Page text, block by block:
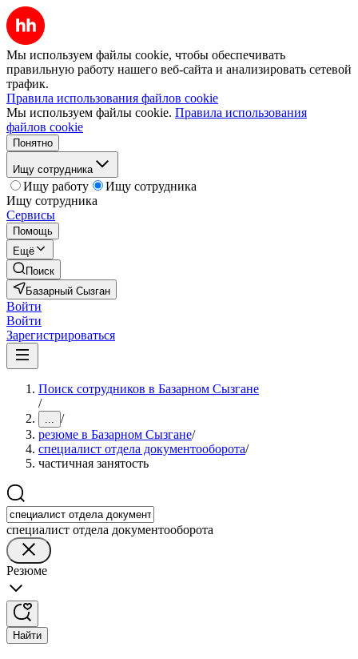
Мы используем файлы cookie, чтобы обеспечивать
правильную работу нашего веб-сайта и анализировать сетевой
трафик.
Правила использования файлов cookie
Мы используем файлы cookie. Правила использования
файлов cookie
Понятно
Ищу сотрудника
Ищу работу
Ищу сотрудника
Ищу сотрудника
Сервисы
Помощь
Ещё
Поиск
Базарный Сызган
Войти
Войти
Зарегистрироваться
Поиск сотрудников в Базарном Сызгане
/
... /
резюме в Базарном Сызгане/
специалист отдела документооборота/
частичная занятость
специалист отдела документооборота
Резюме
Найти